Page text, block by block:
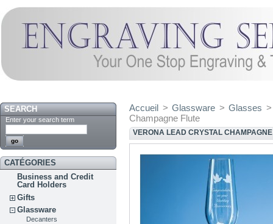
SEARCH
Enter your search term
CATÉGORIES
Business and Credit
Card Holders
Gifts
Glassware
Decanters
Accueil > Glassware > Glasses >
Champagne Flute
VERONA LEAD CRYSTAL